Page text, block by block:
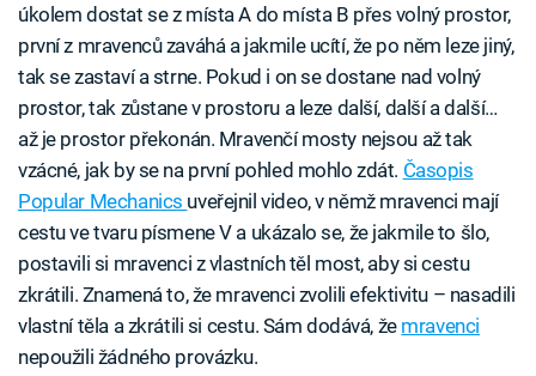
úkolem dostat se z místa A do místa B přes volný prostor,
první z mravenců zaváhá a jakmile ucítí, že po něm leze jiný,
tak se zastaví a strne. Pokud i on se dostane nad volný
prostor, tak zůstane v prostoru a leze další, další a další…
až je prostor překonán. Mravenčí mosty nejsou až tak
vzácné, jak by se na první pohled mohlo zdát. Časopis
Popular Mechanics uveřejnil video, v němž mravenci mají
cestu ve tvaru písmene V a ukázalo se, že jakmile to šlo,
postavili si mravenci z vlastních těl most, aby si cestu
zkrátili. Znamená to, že mravenci zvolili efektivitu – nasadili
vlastní těla a zkrátili si cestu. Sám dodává, že mravenci
nepoužili žádného provázku.